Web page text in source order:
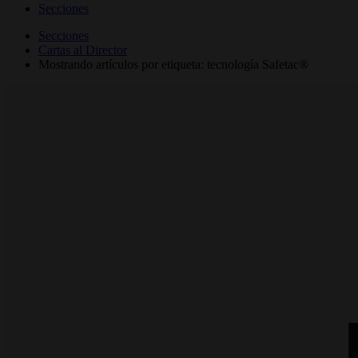
Secciones
Secciones
Cartas al Director
Mostrando artículos por etiqueta: tecnología Safetac®